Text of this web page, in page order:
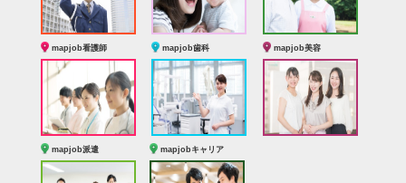
mapjob看護師 mapjob歯科 mapjob美容
mapjob派遣 mapjobキャリア